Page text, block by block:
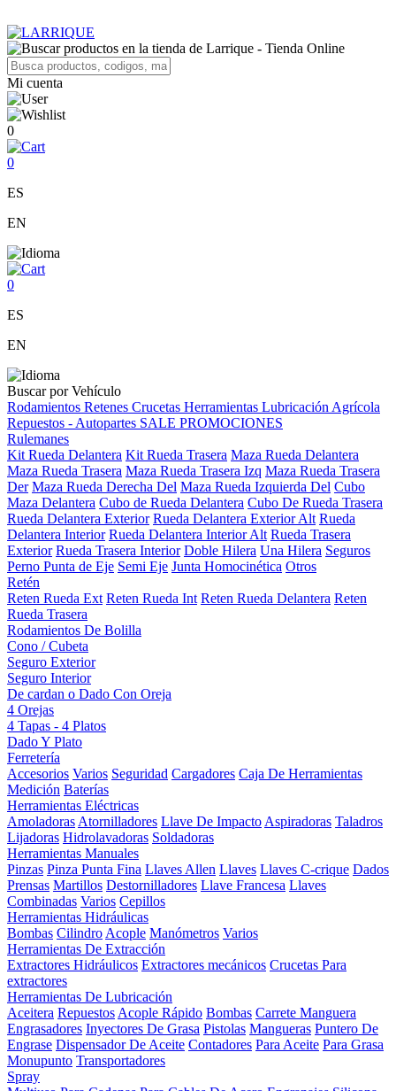
Mi cuenta
0
0
ES
EN
0
ES
EN
Buscar por Vehículo
Rodamientos Retenes Crucetas Herramientas Lubricación Agrícola
Repuestos - Autopartes SALE PROMOCIONES
Rulemanes
Kit Rueda Delantera Kit Rueda Trasera Maza Rueda Delantera
Maza Rueda Trasera Maza Rueda Trasera Izq Maza Rueda Trasera
Der Maza Rueda Derecha Del Maza Rueda Izquierda Del Cubo
Maza Delantera Cubo de Rueda Delantera Cubo De Rueda Trasera
Rueda Delantera Exterior Rueda Delantera Exterior Alt Rueda
Delantera Interior Rueda Delantera Interior Alt Rueda Trasera
Exterior Rueda Trasera Interior Doble Hilera Una Hilera Seguros
Perno Punta de Eje Semi Eje Junta Homocinética Otros
Retén
Reten Rueda Ext Reten Rueda Int Reten Rueda Delantera Reten
Rueda Trasera
Rodamientos De Bolilla
Cono / Cubeta
Seguro Exterior
Seguro Interior
De cardan o Dado Con Oreja
4 Orejas
4 Tapas - 4 Platos
Dado Y Plato
Ferretería
Accesorios Varios Seguridad Cargadores Caja De Herramientas
Medición Baterías
Herramientas Eléctricas
Amoladoras Atornilladores Llave De Impacto Aspiradoras Taladros
Lijadoras Hidrolavadoras Soldadoras
Herramientas Manuales
Pinzas Pinza Punta Fina Llaves Allen Llaves Llaves C-crique Dados
Prensas Martillos Destornilladores Llave Francesa Llaves
Combinadas Varios Cepillos
Herramientas Hidráulicas
Bombas Cilindro Acople Manómetros Varios
Herramientas De Extracción
Extractores Hidráulicos Extractores mecánicos Crucetas Para
extractores
Herramientas De Lubricación
Aceitera Repuestos Acople Rápido Bombas Carrete Manguera
Engrasadores Inyectores De Grasa Pistolas Mangueras Puntero De
Engrase Dispensador De Aceite Contadores Para Aceite Para Grasa
Monupunto Transportadores
Spray